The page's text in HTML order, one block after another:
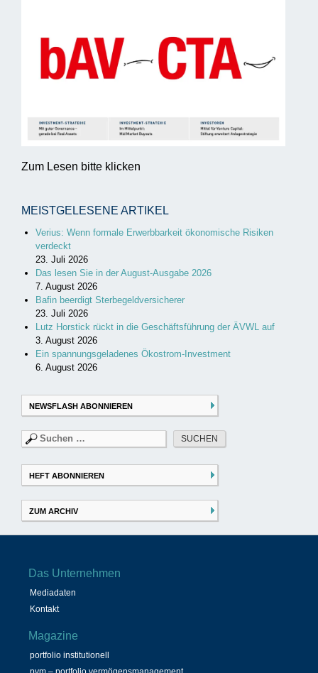
Zum Lesen bitte klicken
MEISTGELESENE ARTIKEL
Verius: Wenn formale Erwerbbarkeit ökonomische Risiken
verdeckt
23. Juli 2026
Das lesen Sie in der August-Ausgabe 2026
7. August 2026
Bafin beerdigt Sterbegeldversicherer
23. Juli 2026
Lutz Horstick rückt in die Geschäftsführung der ÄVWL auf
3. August 2026
Ein spannungsgeladenes Ökostrom-Investment
6. August 2026
NEWSFLASH ABONNIEREN
Suchen
nach:
HEFT ABONNIEREN
ZUM ARCHIV
Das Unternehmen
Mediadaten
Kontakt
Magazine
portfolio institutionell